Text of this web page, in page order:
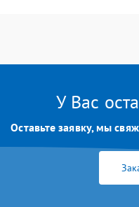
У Вас
Оставьте заявку, мы